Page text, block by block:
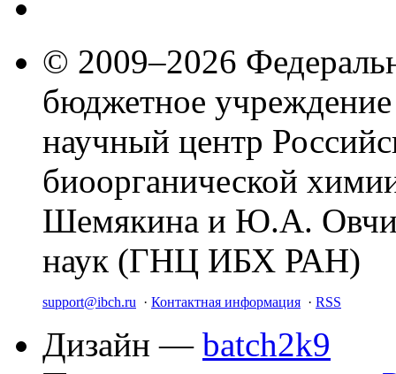
© 2009–2026
бюджетное
научный центр
биоорганической
Шемякина и Ю.А.
наук (ГНЦ ИБХ РАН)
support@ibch.ru · Контактная информация · RSS
Дизайн — batch2k9